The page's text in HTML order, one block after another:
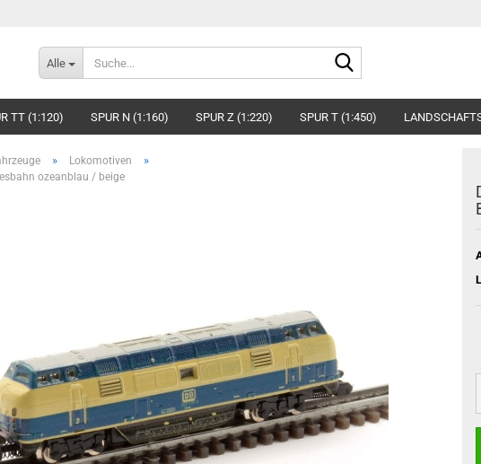
Alle
TT (1:120) SPUR N (1:160) SPUR Z (1:220) SPUR T (1:450)
» Lokomotiven »
ozeanblau / beige